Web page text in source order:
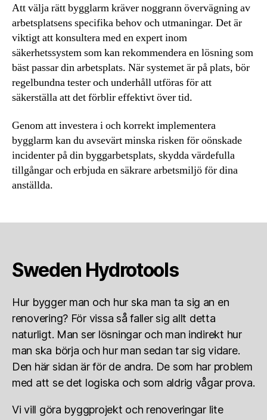
Att välja rätt bygglarm kräver noggrann övervägning av
arbetsplatsens specifika behov och utmaningar. Det är
viktigt att konsultera med en expert inom
säkerhetssystem som kan rekommendera en lösning som
bäst passar din arbetsplats. När systemet är på plats, bör
regelbundna tester och underhåll utföras för att
säkerställa att det förblir effektivt över tid.
Genom att investera i och korrekt implementera
bygglarm kan du avsevärt minska risken för oönskade
incidenter på din byggarbetsplats, skydda värdefulla
tillgångar och erbjuda en säkrare arbetsmiljö för dina
anställda.
Sweden Hydrotools
Hur bygger man och hur ska man ta sig an en
renovering? För vissa så faller sig allt detta
naturligt. Man ser lösningar och man indirekt hur
man ska börja och hur man sedan tar sig vidare.
Den här sidan är för de andra. De som har problem
med att se det logiska och som aldrig vågar prova.
Vi vill göra byggprojekt och renoveringar lite